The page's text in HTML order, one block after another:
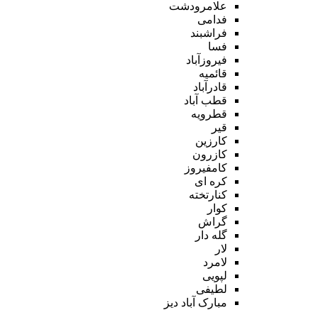
علامرودشت
فدامی
فراشبند
فسا
فیروزآباد
قائمیه
قادرآباد
قطب آباد
قطرویه
قیر
کارزین
کازرون
کامفیروز
کره ای
کنارتخته
کوار
گراش
گله دار
لار
لامرد
لپویی
لطیفی
مبارک آباد دیز